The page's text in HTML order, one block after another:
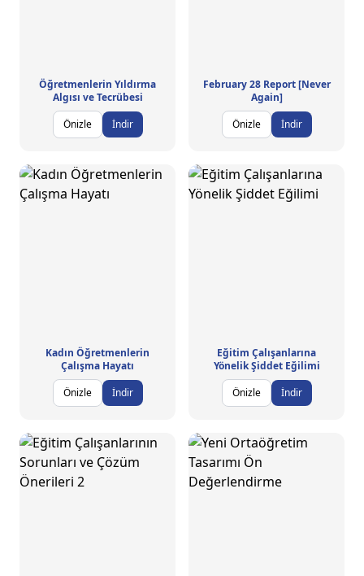
Öğretmenlerin Yıldırma
Algısı ve Tecrübesi
Önizle
İndir
February 28 Report [Never
Again]
Önizle
İndir
Kadın Öğretmenlerin
Çalışma Hayatı
Önizle
İndir
Eğitim Çalışanlarına
Yönelik Şiddet Eğilimi
Önizle
İndir